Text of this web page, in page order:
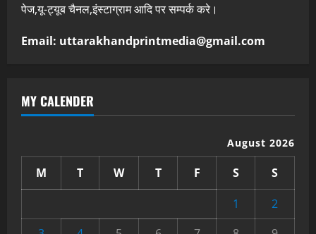
पेज,यू-ट्यूब चैनल,इंस्टाग्राम आदि पर सम्पर्क करे।
Email: uttarakhandprintmedia@gmail.com
MY CALENDER
August 2026
M T W T F S
S
1
2